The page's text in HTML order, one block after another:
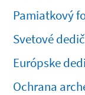
Pamiatkový
Svetové
Európske
Ochrana